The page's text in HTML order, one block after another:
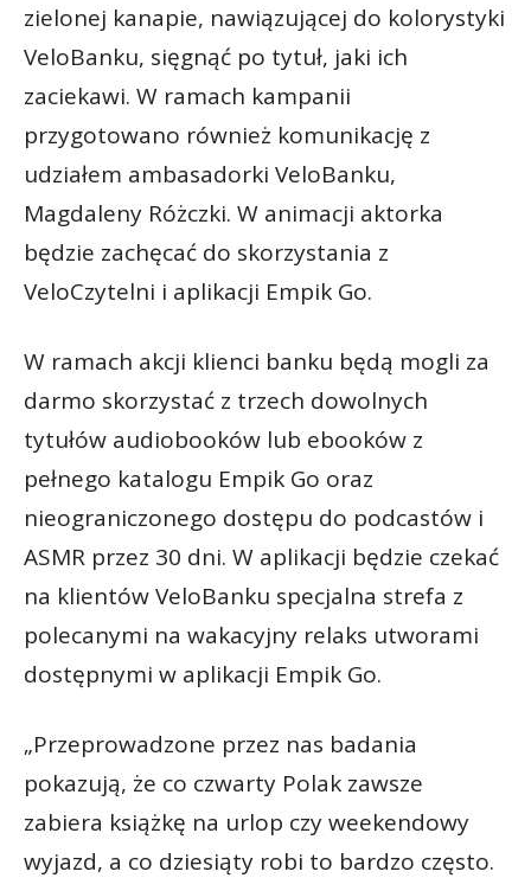
zielonej kanapie, nawiązującej do kolorystyki
VeloBanku, sięgnąć po tytuł, jaki ich
zaciekawi. W ramach kampanii
przygotowano również komunikację z
udziałem ambasadorki VeloBanku,
Magdaleny Różczki. W animacji aktorka
będzie zachęcać do skorzystania z
VeloCzytelni i aplikacji Empik Go.
W ramach akcji klienci banku będą mogli za
darmo skorzystać z trzech dowolnych
tytułów audiobooków lub ebooków z
pełnego katalogu Empik Go oraz
nieograniczonego dostępu do podcastów i
ASMR przez 30 dni. W aplikacji będzie czekać
na klientów VeloBanku specjalna strefa z
polecanymi na wakacyjny relaks utworami
dostępnymi w aplikacji Empik Go.
„Przeprowadzone przez nas badania
pokazują, że co czwarty Polak zawsze
zabiera książkę na urlop czy weekendowy
wyjazd, a co dziesiąty robi to bardzo często.